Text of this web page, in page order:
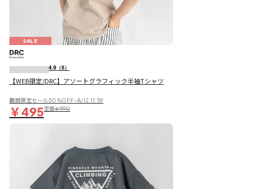
SALE
4.9 （8）
【WEB限定/DRC】アソートグラフィック半袖Tシャツ
期間限定セール50％OFF~8/12 11:59
￥495定価￥990